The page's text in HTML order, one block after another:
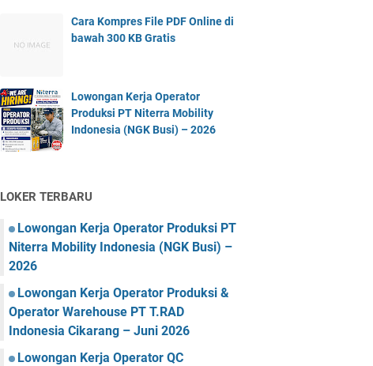
Cara Kompres File PDF Online di
bawah 300 KB Gratis
Lowongan Kerja Operator
Produksi PT Niterra Mobility
Indonesia (NGK Busi) – 2026
LOKER TERBARU
Lowongan Kerja Operator Produksi PT
Niterra Mobility Indonesia (NGK Busi) –
2026
Lowongan Kerja Operator Produksi &
Operator Warehouse PT T.RAD
Indonesia Cikarang – Juni 2026
Lowongan Kerja Operator QC